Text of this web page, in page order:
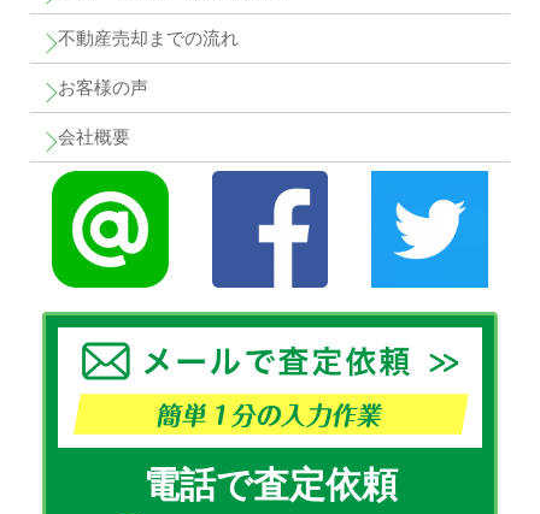
不動産売却までの流れ
お客様の声
会社概要
電話で査定依頼